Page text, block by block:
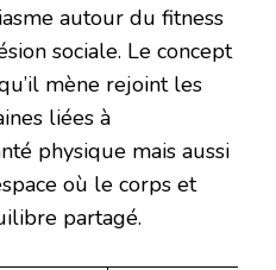
autour du fitness
sociale. Le concept
mène rejoint les
liées à
physique mais aussi
où le corps et
partagé.